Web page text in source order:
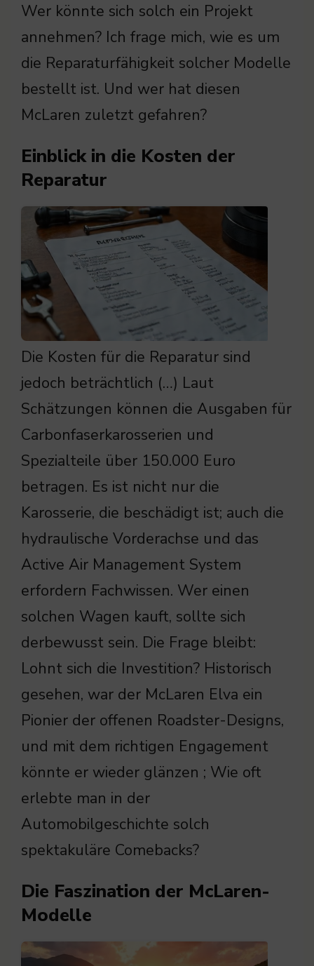
Wer könnte sich solch ein Projekt
annehmen? Ich frage mich, wie es um
die Reparaturfähigkeit solcher Modelle
bestellt ist. Und wer hat diesen
McLaren zuletzt gefahren?
Einblick in die Kosten der
Reparatur
Die Kosten für die Reparatur sind
jedoch beträchtlich (…) Laut
Schätzungen können die Ausgaben für
Carbonfaserkarosserien und
Spezialteile über 150.000 Euro
betragen. Es ist nicht nur die
Karosserie, die beschädigt ist; auch die
hydraulische Vorderachse und das
Active Air Management System
erfordern Fachwissen. Wer einen
solchen Wagen kauft, sollte sich
derbewusst sein. Die Frage bleibt:
Lohnt sich die Investition? Historisch
gesehen, war der McLaren Elva ein
Pionier der offenen Roadster-Designs,
und mit dem richtigen Engagement
könnte er wieder glänzen ; Wie oft
erlebte man in der
Automobilgeschichte solch
spektakuläre Comebacks?
Die Faszination der McLaren-
Modelle